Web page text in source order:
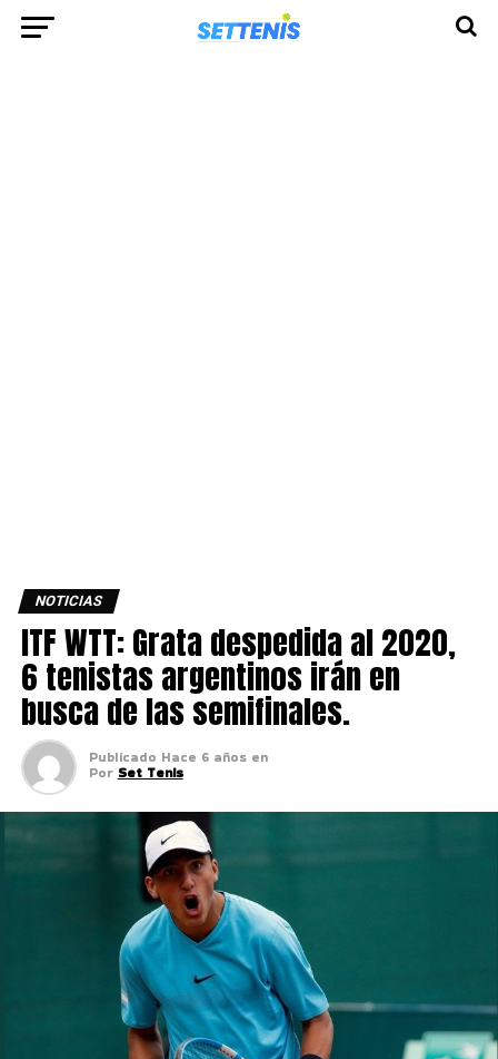
NOTICIAS
ITF WTT: Grata despedida al 2020,
6 tenistas argentinos irán en
busca de las semifinales.
Publicado Hace 6 años en
Por Set Tenis